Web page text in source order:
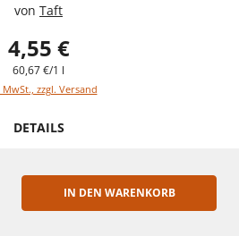
von Taft
4,55 €
60,67 €/1 l
zzgl. Versand
DETAILS
IN DEN WARENKORB